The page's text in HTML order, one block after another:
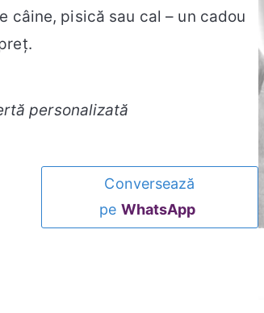
câine, pisică sau cal – un cadou
personalizată
Conversează
pe WhatsApp